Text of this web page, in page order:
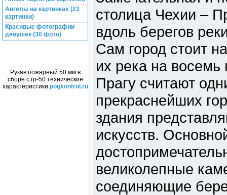
Ангелы на картинках (23
картинки)
Красивые фотографии
девушек (30 фото)
Рукав пожарный 50 мм в
сборе с гр-50 технические
характеристики pogkontrol.ru
столица Чехии –
вдоль берегов
Сам город стоит
их река на восемь
Прагу считают
прекраснейших
здания
искусств.
великолепные
соединяющие